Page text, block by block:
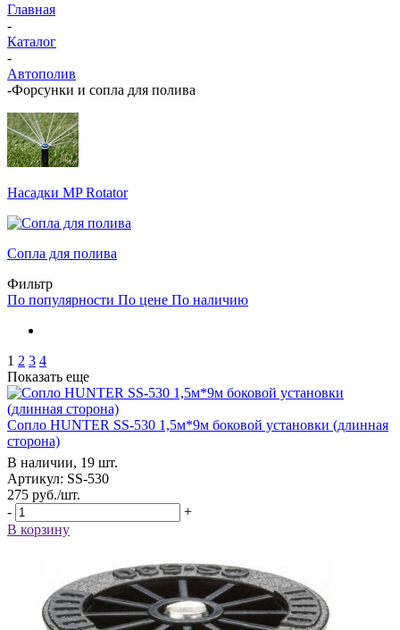
Главная
-
Каталог
-
Автополив
-Форсунки и сопла для полива
Насадки MP Rotator
Сопла для полива
Фильтр
По популярности По цене По наличию
1 2 3 4
Показать еще
Сопло HUNTER SS-530 1,5м*9м боковой установки (длинная
сторона)
В наличии, 19 шт.
Артикул: SS-530
275 руб./шт.
-
+
В корзину